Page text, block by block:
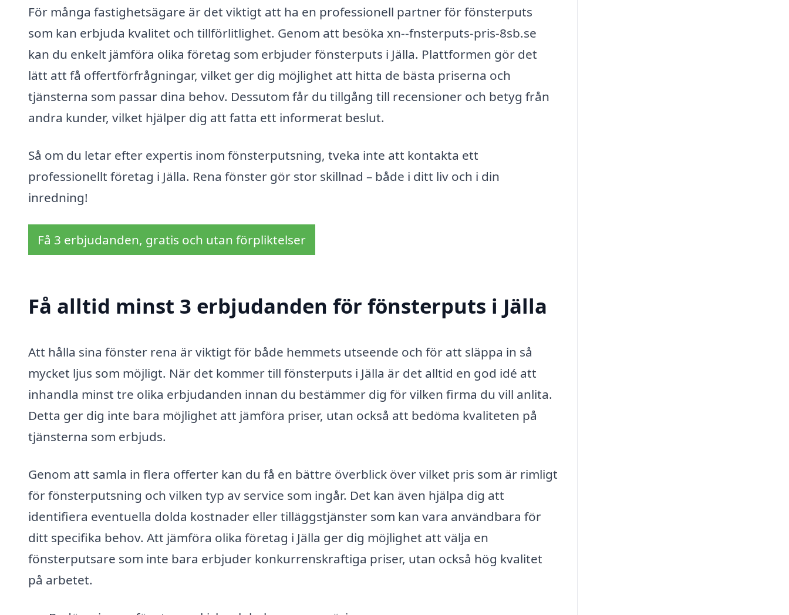
För många fastighetsägare är det viktigt att ha en professionell partner för fönsterputs
som kan erbjuda kvalitet och tillförlitlighet. Genom att besöka xn--fnsterputs-pris-8sb.se
kan du enkelt jämföra olika företag som erbjuder fönsterputs i Jälla. Plattformen gör det
lätt att få offertförfrågningar, vilket ger dig möjlighet att hitta de bästa priserna och
tjänsterna som passar dina behov. Dessutom får du tillgång till recensioner och betyg från
andra kunder, vilket hjälper dig att fatta ett informerat beslut.
Så om du letar efter expertis inom fönsterputsning, tveka inte att kontakta ett
professionellt företag i Jälla. Rena fönster gör stor skillnad – både i ditt liv och i din
inredning!
Få 3 erbjudanden, gratis och utan förpliktelser
Få alltid minst 3 erbjudanden för fönsterputs i Jälla
Att hålla sina fönster rena är viktigt för både hemmets utseende och för att släppa in så
mycket ljus som möjligt. När det kommer till fönsterputs i Jälla är det alltid en god idé att
inhandla minst tre olika erbjudanden innan du bestämmer dig för vilken firma du vill anlita.
Detta ger dig inte bara möjlighet att jämföra priser, utan också att bedöma kvaliteten på
tjänsterna som erbjuds.
Genom att samla in flera offerter kan du få en bättre överblick över vilket pris som är rimligt
för fönsterputsning och vilken typ av service som ingår. Det kan även hjälpa dig att
identifiera eventuella dolda kostnader eller tilläggstjänster som kan vara användbara för
ditt specifika behov. Att jämföra olika företag i Jälla ger dig möjlighet att välja en
fönsterputsare som inte bara erbjuder konkurrenskraftiga priser, utan också hög kvalitet
på arbetet.